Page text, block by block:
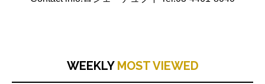
WEEKLY MOST VIEWED